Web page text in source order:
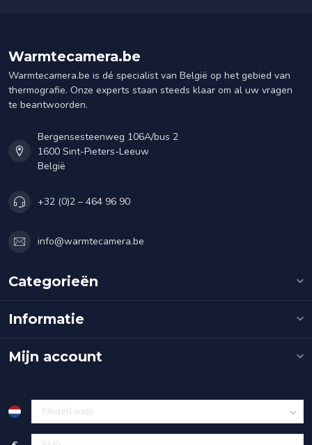
Warmtecamera.be
Warmtecamera.be is dé specialist van België op het gebied van
thermografie. Onze experts staan steeds klaar om al uw vragen
te beantwoorden.
Bergensesteenweg 106A/bus 2
1600 Sint-Pieters-Leeuw
België
+32 (0)2 – 464 96 90
info@warmtecamera.be
Categorieën
Informatie
Mijn account